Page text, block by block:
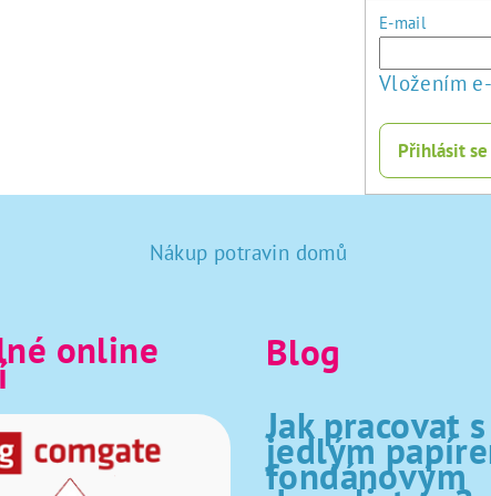
E-mail
Vložením
Přihlásit se
Nákup potravin domů
online
Blog
Jak pracovat s
jedlým
fondánovým